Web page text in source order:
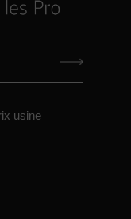
usine